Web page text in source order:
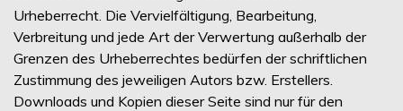
Urheberrecht. Die Vervielfältigung, Bearbeitung,
Verbreitung und jede Art der Verwertung außerhalb der
Grenzen des Urheberrechtes bedürfen der schriftlichen
Zustimmung des jeweiligen Autors bzw. Erstellers.
Downloads und Kopien dieser Seite sind nur für den